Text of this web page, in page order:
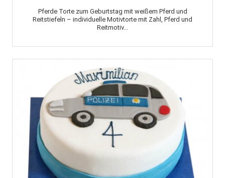
Pferde Torte zum Geburtstag mit weißem Pferd und
Reitstiefeln – individuelle Motivtorte mit Zahl, Pferd und
Reitmotiv...